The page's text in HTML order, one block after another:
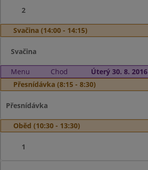
2
Svačina (14:00 - 14:15)
Svačina
Menu Chod
Úterý 30. 8. 2016
Přesnídávka (8:15 - 8:30)
Přesnídávka
Oběd (10:30 - 13:30)
1